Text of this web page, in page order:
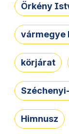
Örkény
vármegye
körjárat
Himnusz